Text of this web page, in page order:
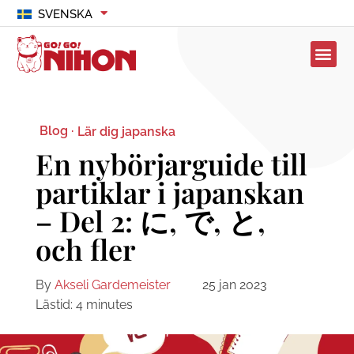
SVENSKA
Blog · Lär dig japanska
En nybörjarguide till
partiklar i japanskan
– Del 2: に, で, と,
och fler
By Akseli Gardemeister
25 jan 2023
Lästid: 4 minutes